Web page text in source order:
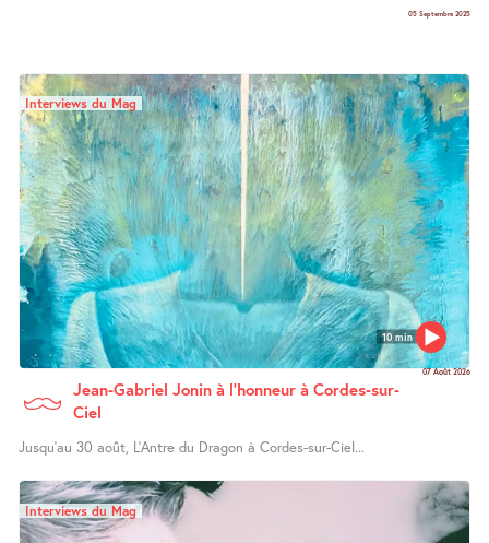
05 Septembre 2025
10 min
Interviews du Mag
07 Août 2026
Jean-Gabriel Jonin à l’honneur à Cordes-sur-
Ciel
Jusqu’au 30 août, L’Antre du Dragon à Cordes-sur-Ciel...
Interviews du Mag